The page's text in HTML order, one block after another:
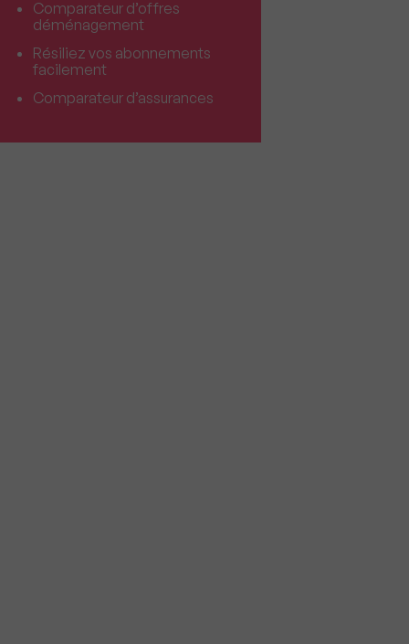
Comparateur d’offres
déménagement
Résiliez vos abonnements
facilement
Comparateur d’assurances